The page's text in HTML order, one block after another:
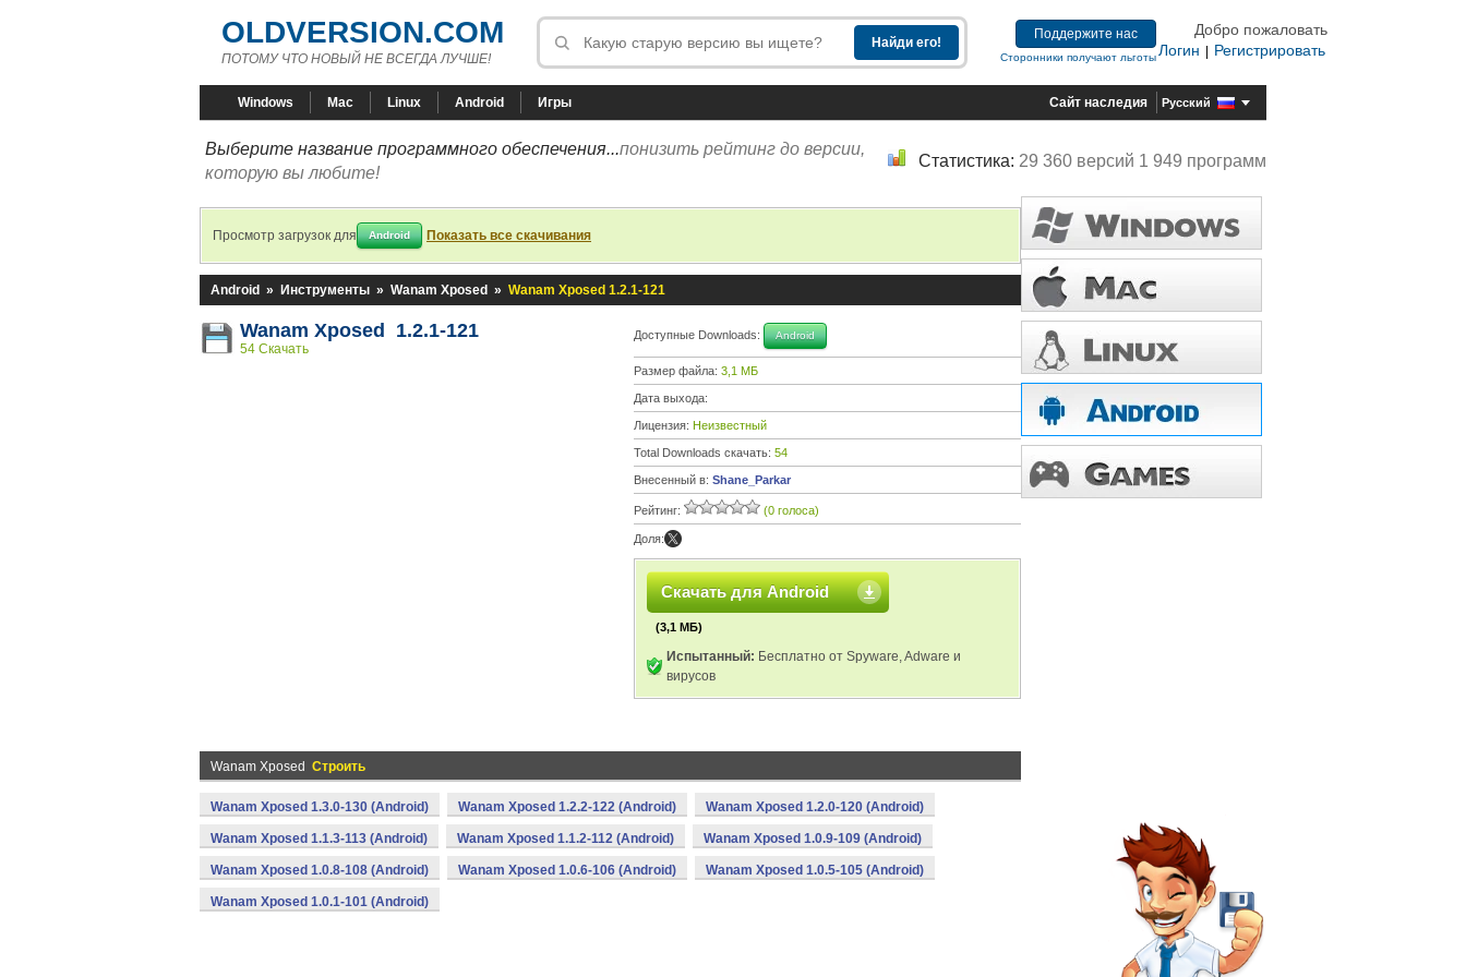
OLDVERSION.COM
ПОТОМУ ЧТО НОВЫЙ НЕ ВСЕГДА ЛУЧШЕ!
Поддержите нас
Сторонники получают льготы
Добро пожаловать
Логин
Регистрировать
Windows Mac Linux Android Игры Сайт наследия Русский
Выберите название программного обеспечения...понизить рейтинг до версии,
которую вы любите!
Статистика: 29 360 версий 1 949 программ
Просмотр загрузок для Android Показать все скачивания
Android » Инструменты » Wanam Xposed » Wanam Xposed 1.2.1-121
Wanam Xposed 1.2.1-121
54 Скачать
Доступные Downloads: Android
Размер файла: 3,1 МБ
Дата выхода:
Лицензия: Неизвестный
Total Downloads скачать: 54
Внесенный в: Shane_Parkar
Рейтинг: (0 голоса)
Доля:
Скачать для Android
(3,1 МБ)
Испытанный: Бесплатно от Spyware, Adware и
вирусов
Wanam Xposed Строить
Wanam Xposed 1.3.0-130 (Android) Wanam Xposed 1.2.2-122 (Android) Wanam Xposed 1.2.0-120 (Android)
Wanam Xposed 1.1.3-113 (Android) Wanam Xposed 1.1.2-112 (Android) Wanam Xposed 1.0.9-109 (Android)
Wanam Xposed 1.0.8-108 (Android) Wanam Xposed 1.0.6-106 (Android) Wanam Xposed 1.0.5-105 (Android)
Wanam Xposed 1.0.1-101 (Android)